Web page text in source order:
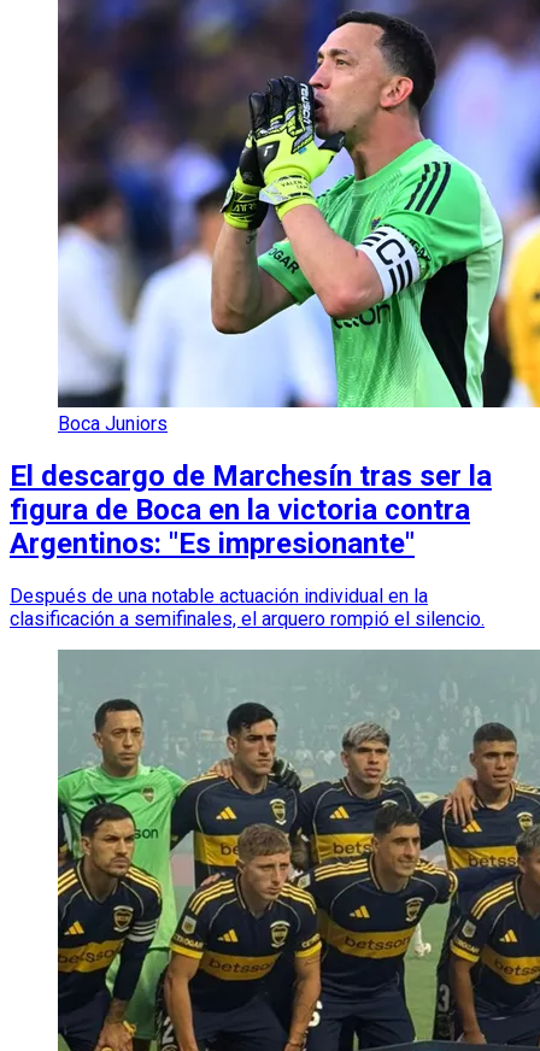
Boca Juniors
El descargo de Marchesín tras ser la
figura de Boca en la victoria contra
Argentinos: "Es impresionante"
Después de una notable actuación individual en la
clasificación a semifinales, el arquero rompió el silencio.